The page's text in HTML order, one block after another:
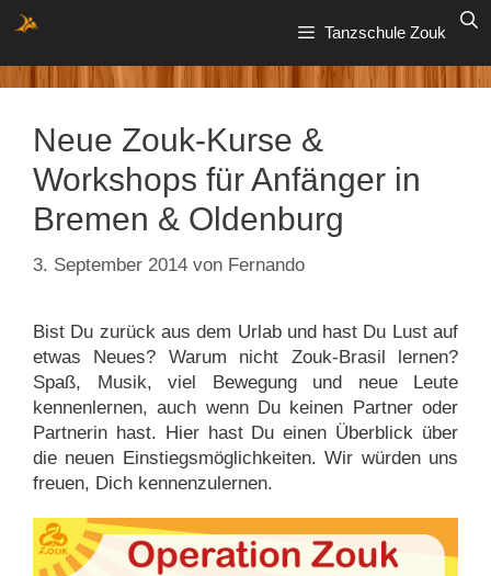
Zum
Inhalt
springen
Tanzschule Zouk
Neue Zouk-Kurse &
Workshops für Anfänger in
Bremen & Oldenburg
3. September 2014 von Fernando
Bist Du zurück aus dem Urlab und hast Du Lust auf
etwas Neues? Warum nicht Zouk-Brasil lernen?
Spaß, Musik, viel Bewegung und neue Leute
kennenlernen, auch wenn Du keinen Partner oder
Partnerin hast. Hier hast Du einen Überblick über
die neuen Einstiegsmöglichkeiten. Wir würden uns
freuen, Dich kennenzulernen.